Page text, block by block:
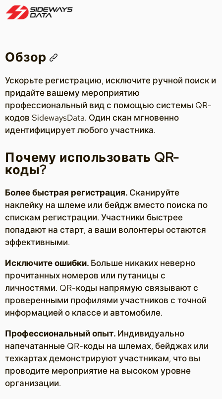
Обзор
Ускорьте регистрацию, исключите ручной поиск и
придайте вашему мероприятию
профессиональный вид с помощью системы QR-
кодов SidewaysData. Один скан мгновенно
идентифицирует любого участника.
Почему использовать QR-
коды?
Более быстрая регистрация. Сканируйте
наклейку на шлеме или бейдж вместо поиска по
спискам регистрации. Участники быстрее
попадают на старт, а ваши волонтеры остаются
эффективными.
Исключите ошибки. Больше никаких неверно
прочитанных номеров или путаницы с
личностями. QR-коды напрямую связывают с
проверенными профилями участников с точной
информацией о классе и автомобиле.
Профессиональный опыт. Индивидуально
напечатанные QR-коды на шлемах, бейджах или
техкартах демонстрируют участникам, что вы
проводите мероприятие на высоком уровне
организации.